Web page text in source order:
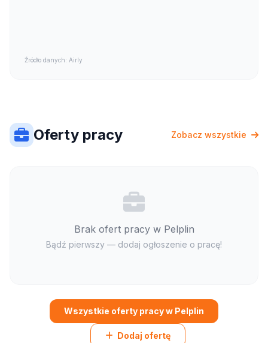
Źródło danych: Airly
Oferty pracy Zobacz wszystkie
Brak ofert pracy w Pelplin
Bądź pierwszy — dodaj ogłoszenie o pracę!
Wszystkie oferty pracy w Pelplin
Dodaj ofertę